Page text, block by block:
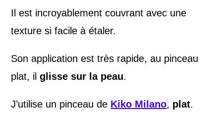
Il est incroyablement couvrant avec une
texture si facile à étaler.
Son application est très rapide, au pinceau
plat, ilglisse sur la peau.
J’utilise un pinceau de Kiko Milano, plat.